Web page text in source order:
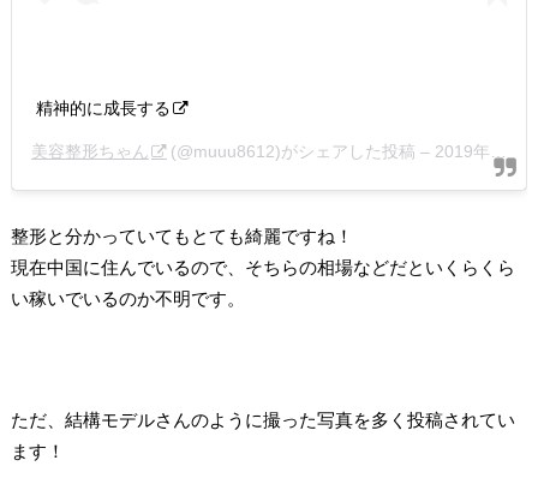
精神的に成長する
美容整形ちゃん (@muuu8612)がシェアした投稿 – 2019年11月月23日午後6時41分PST
整形と分かっていてもとても綺麗ですね！
現在中国に住んでいるので、そちらの相場などだといくらくら
い稼いでいるのか不明です。
ただ、結構モデルさんのように撮った写真を多く投稿されてい
ます！